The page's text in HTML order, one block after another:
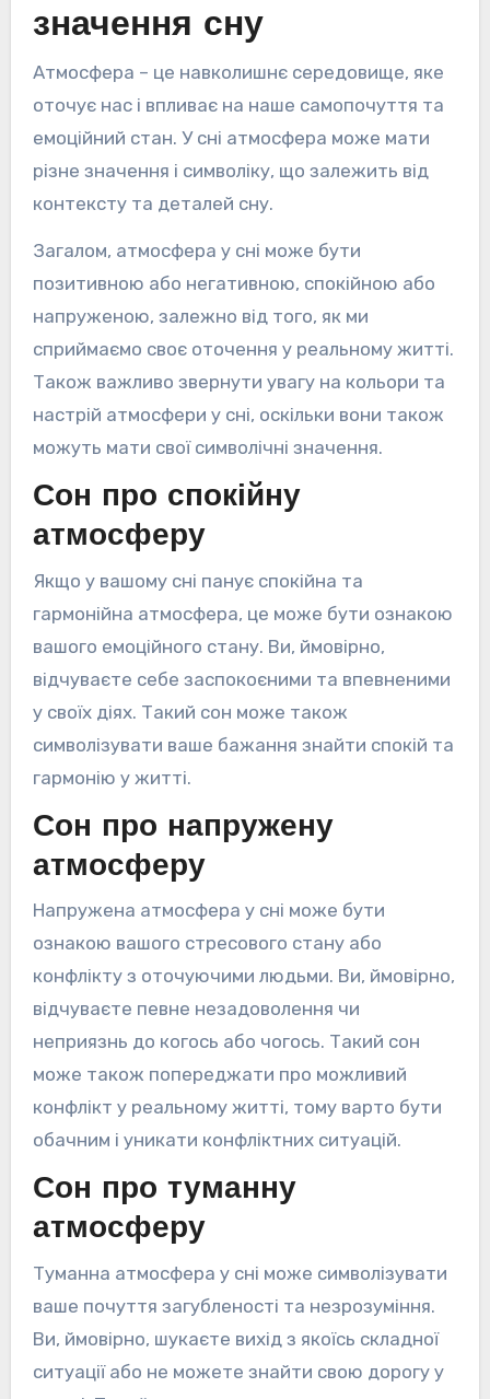
значення сну
Атмосфера – це навколишнє середовище, яке
оточує нас і впливає на наше самопочуття та
емоційний стан. У сні атмосфера може мати
різне значення і символіку, що залежить від
контексту та деталей сну.
Загалом, атмосфера у сні може бути
позитивною або негативною, спокійною або
напруженою, залежно від того, як ми
сприймаємо своє оточення у реальному житті.
Також важливо звернути увагу на кольори та
настрій атмосфери у сні, оскільки вони також
можуть мати свої символічні значення.
Сон про спокійну
атмосферу
Якщо у вашому сні панує спокійна та
гармонійна атмосфера, це може бути ознакою
вашого емоційного стану. Ви, ймовірно,
відчуваєте себе заспокоєними та впевненими
у своїх діях. Такий сон може також
символізувати ваше бажання знайти спокій та
гармонію у житті.
Сон про напружену
атмосферу
Напружена атмосфера у сні може бути
ознакою вашого стресового стану або
конфлікту з оточуючими людьми. Ви, ймовірно,
відчуваєте певне незадоволення чи
неприязнь до когось або чогось. Такий сон
може також попереджати про можливий
конфлікт у реальному житті, тому варто бути
обачним і уникати конфліктних ситуацій.
Сон про туманну
атмосферу
Туманна атмосфера у сні може символізувати
ваше почуття загубленості та незрозуміння.
Ви, ймовірно, шукаєте вихід з якоїсь складної
ситуації або не можете знайти свою дорогу у